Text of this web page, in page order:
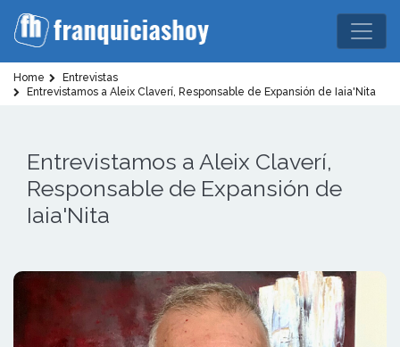
Home
Entrevistas
Entrevistamos a Aleix Claverí, Responsable de Expansión de Iaia'Nita
Entrevistamos a Aleix Claverí,
Responsable de Expansión de
Iaia'Nita